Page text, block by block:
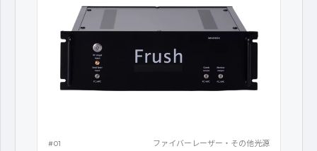
#01 ファイバーレーザー・その他光源